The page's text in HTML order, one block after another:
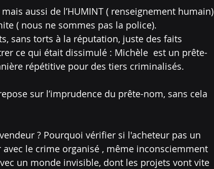
mais aussi de l’HUMINT ( renseignement humain)
( nous ne sommes pas la police).
sans torts à la réputation, juste des faits
ce qui était dissimulé : Michèle  est un prête-
répétitive pour des tiers criminalisés.
sur l’imprudence du prête-nom, sans cela
? Pourquoi vérifier si l'acheteur pas un
le crime organisé , même inconsciemment
un monde invisible, dont les projets vont vite